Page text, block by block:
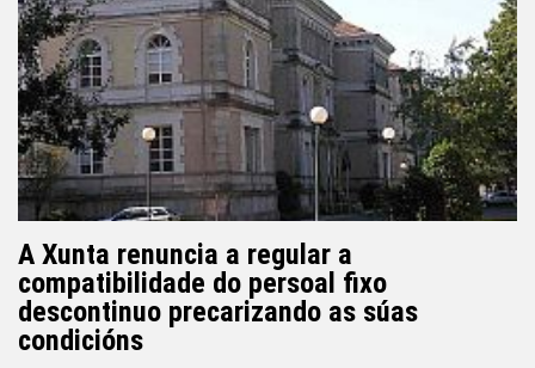
A Xunta renuncia a regular a
compatibilidade do persoal fixo
descontinuo precarizando as súas
condicións